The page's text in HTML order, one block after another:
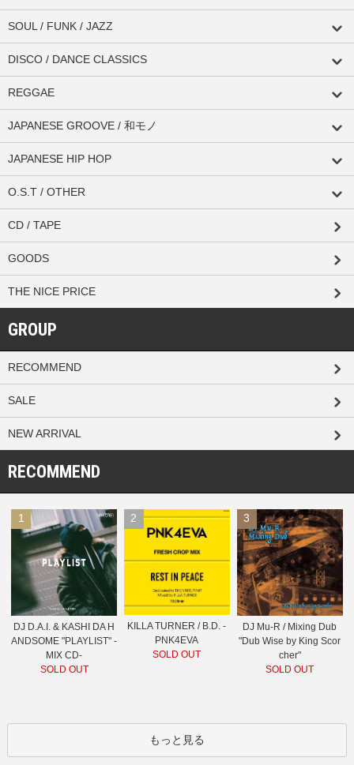
SOUL / FUNK / JAZZ
DISCO / DANCE CLASSICS
REGGAE
JAPANESE GROOVE / 和モノ
JAPANESE HIP HOP
O.S.T / OTHER
CD / TAPE
GOODS
THE NICE PRICE
GROUP
RECOMMEND
SALE
NEW ARRIVAL
RECOMMEND
1
DJ D.A.I. & KASHI DA H
ANDSOME "PLAYLIST" -
MIX CD-
SOLD OUT
2
KILLA TURNER / B.D. -
PNK4EVA
SOLD OUT
3
DJ Mu-R / Mixing Dub
"Dub Wise by King Scor
cher"
SOLD OUT
もっと見る